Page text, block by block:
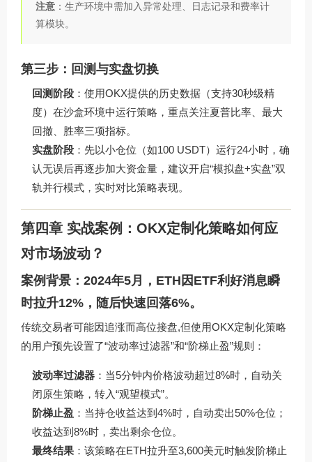
注意 ：生产环境中需加入异常处理、日志记录和费率计
算模块。
第三步：回测与实盘切换
回测阶段 ：使用OKX提供的历史数据（支持30秒级精
度）在沙盒环境中运行策略，重点关注夏普比率、最大
回撤、胜率三项指标。
实盘阶段 ：先以小仓位（如100 USDT）运行24小时，确
认无误后再逐步加大资金量，建议开启“模拟盘+实盘”双
轨并行模式，实时对比策略表现。
第四章 实战案例：OKX定制化策略如何应
对市场波动？
案例背景：2024年5月，ETH因ETF利好消息瞬
时拉升12%，随后快速回落6%。
传统交易者可能因追涨而高位接盘,但使用OKX定制化策略
的用户预先设置了“波动率过滤器”和“阶梯止盈”规则：
波动率过滤器 ：当5分钟内价格波动超过8%时，自动关
闭原生策略，转入“观望模式”。
阶梯止盈 ：当持仓收益达到4%时，自动卖出50%仓位；
收益达到8%时，卖出剩余仓位。
最终结果 ：该策略在ETH拉升至3,600美元时触发阶梯止